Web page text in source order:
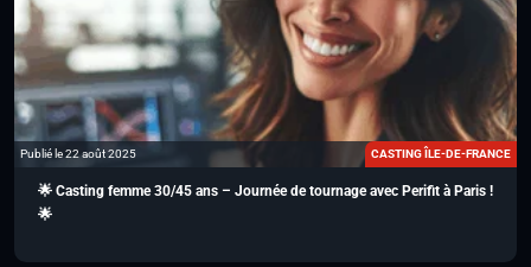
Publié le 22 août 2025 CASTING ÎLE-DE-FRANCE
🌟 Casting femme 30/45 ans – Journée de tournage avec Perifit à Paris !
🌟